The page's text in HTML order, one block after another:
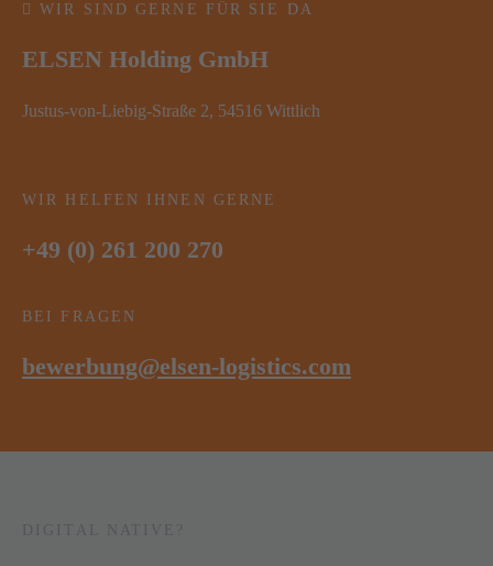
WIR SIND GERNE FÜR SIE DA
ELSEN Holding GmbH
Justus-von-Liebig-Straße 2, 54516 Wittlich
WIR HELFEN IHNEN GERNE
+49 (0) 261 200 270
BEI FRAGEN
bewerbung@elsen-logistics.com